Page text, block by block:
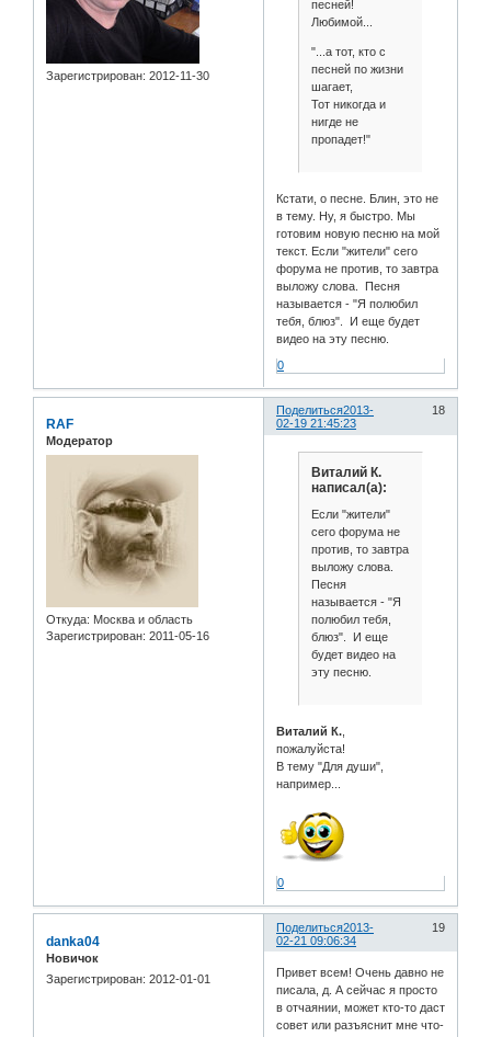
Зарегистрирован: 2012-11-30
песней!
Любимой...
"...а тот, кто с
песней по жизни
шагает,
Тот никогда и
нигде не
пропадет!"
Кстати, о песне. Блин, это не
в тему. Ну, я быстро. Мы
готовим новую песню на мой
текст. Если "жители" сего
форума не против, то завтра
выложу слова. Песня
называется - "Я полюбил
тебя, блюз". И еще будет
видео на эту песню.
0
Поделиться 18
2013-
02-19 21:45:23
RAF
Модератор
Откуда: Москва и область
Зарегистрирован: 2011-05-16
Виталий К.
написал(а):
Если "жители"
сего форума не
против, то завтра
выложу слова.
Песня
называется - "Я
полюбил тебя,
блюз". И еще
будет видео на
эту песню.
Виталий К.
пожалуйста!
В тему "Для души",
например...
0
Поделиться 19
2013-
02-21 09:06:34
danka04
Новичок
Зарегистрирован: 2012-01-01
Привет всем! Очень давно не
писала, д. А сейчас я просто
в отчаянии, может кто-то даст
совет или разъяснит мне что-